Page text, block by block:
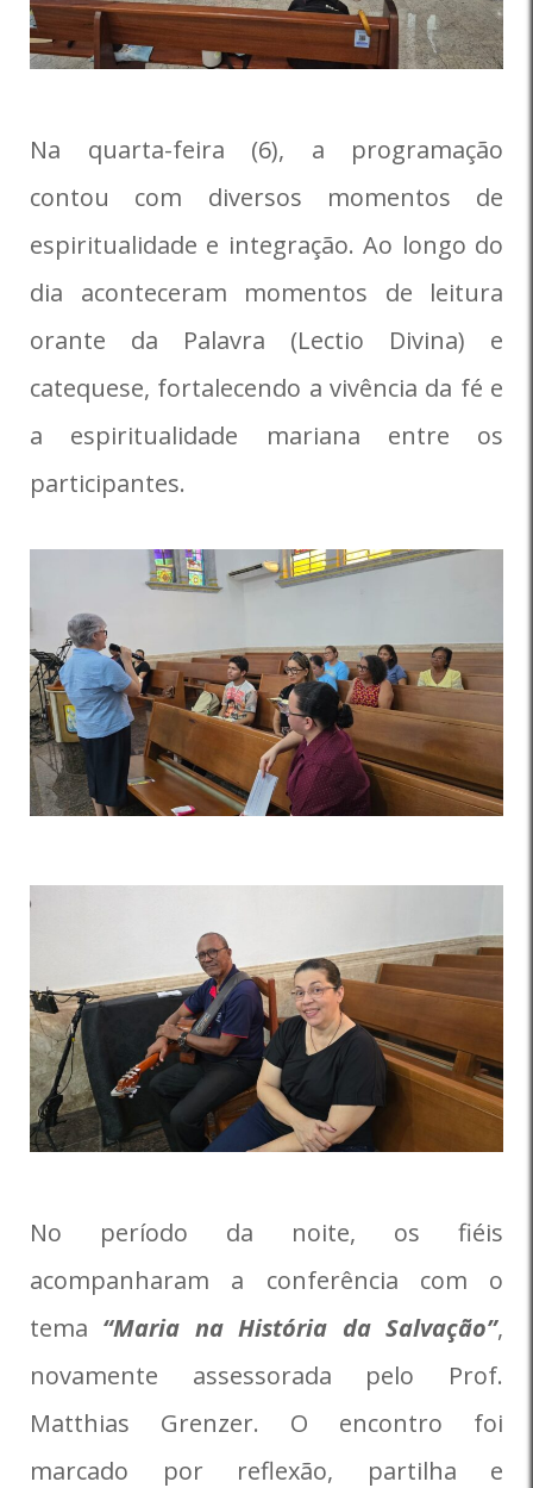
Na quarta-feira (6), a programação
contou com diversos momentos de
espiritualidade e integração. Ao longo do
dia aconteceram momentos de leitura
orante da Palavra (Lectio Divina) e
catequese, fortalecendo a vivência da fé e
a espiritualidade mariana entre os
participantes.
No período da noite, os fiéis
acompanharam a conferência com o
tema “Maria na História da Salvação”,
novamente assessorada pelo Prof.
Matthias Grenzer. O encontro foi
marcado por reflexão, partilha e